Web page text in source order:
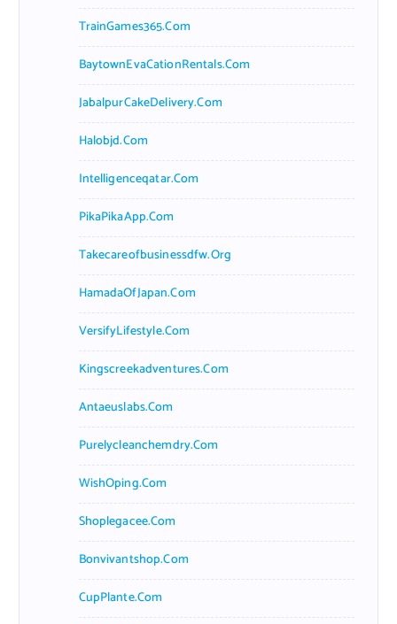
TrainGames365.com
BaytownEvaCationRentals.com
JabalpurCakeDelivery.com
Halobjd.com
Intelligenceqatar.com
PikaPikaApp.com
Takecareofbusinessdfw.org
HamadaOfJapan.com
VersifyLifestyle.com
Kingscreekadventures.com
Antaeuslabs.com
Purelycleanchemdry.com
WishOping.com
Shoplegacee.com
Bonvivantshop.com
CupPlante.com